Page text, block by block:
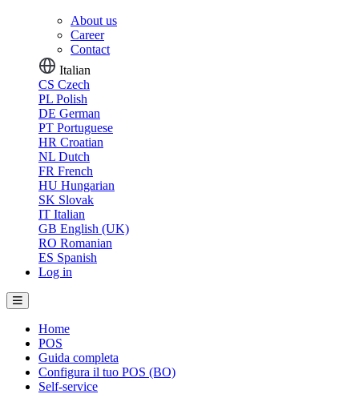
About us
Career
Contact
Italian
CS Czech
PL Polish
DE German
PT Portuguese
HR Croatian
NL Dutch
FR French
HU Hungarian
SK Slovak
IT Italian
GB English (UK)
RO Romanian
ES Spanish
Log in
Home
POS
Guida completa
Configura il tuo POS (BO)
Self-service